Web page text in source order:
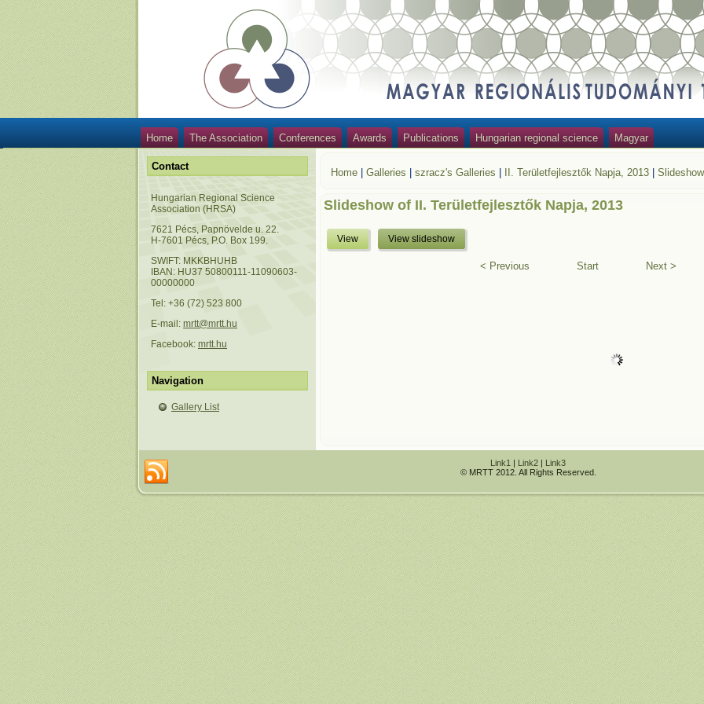
Home The Association Conferences Awards Publications Hungarian regional science Magyar
Contact
Hungarian Regional Science
Association (HRSA)
7621 Pécs, Papnövelde u. 22.
H-7601 Pécs, P.O. Box 199.
SWIFT: MKKBHUHB
IBAN: HU37 50800111-11090603-
00000000
Tel: +36 (72) 523 800
E-mail: mrtt@mrtt.hu
Facebook: mrtt.hu
Navigation
Gallery List
Home |Galleries |szracz's Galleries II. Területfejlesztők Napja, 2013 |Slideshow
Slideshow of II. Területfejlesztők Napja, 2013
View View slideshow
< Previous Start Next >
Link1 | Link2 | Link3
© MRTT 2012. All Rights Reserved.